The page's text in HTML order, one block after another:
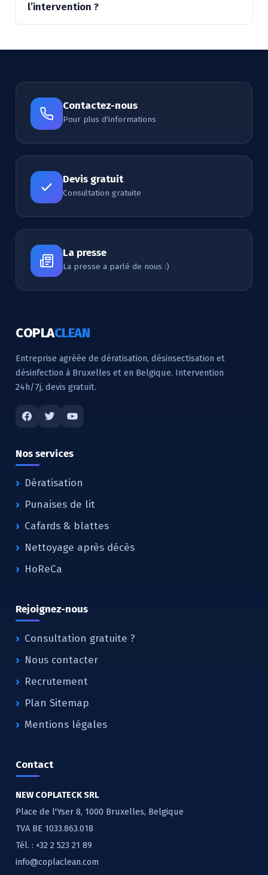
l’intervention ?
Contactez-nous
Pour plus d'informations
Devis gratuit
Consultation gratuite
La presse
La presse a parlé de nous :)
COPLACLEAN
Entreprise agréée de dératisation, désinsectisation et
désinfection à Bruxelles et en Belgique. Intervention
24h/7j, devis gratuit.
Nos services
Dératisation
Punaises de lit
Cafards & blattes
Nettoyage après décès
HoReCa
Rejoignez-nous
Consultation gratuite ?
Nous contacter
Recrutement
Plan Sitemap
Mentions légales
Contact
NEW COPLATECK SRL
Place de l'Yser 8, 1000 Bruxelles, Belgique
TVA BE 1033.863.018
Tél. : +32 2 523 21 89
info@coplaclean.com